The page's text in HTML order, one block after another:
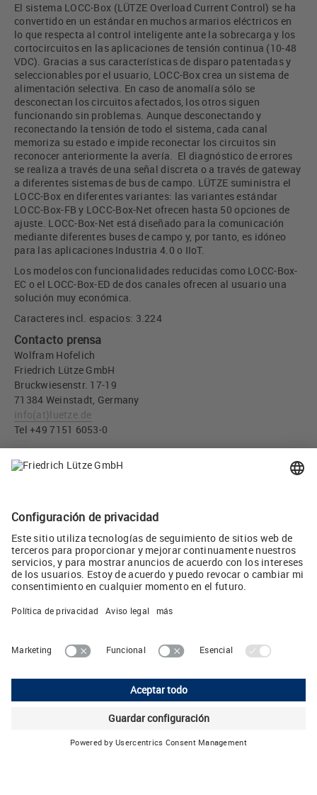
El sistema LOCC-Box (LÜTZE Overload Current Control) se ha
convertido en un estándar en muchos armarios eléctricos en
lo que respecta al control inteligente ante la sobrecarga y los
cortocircuitos en las aplicaciones de tensión continua (10-48
VDC). Gracias a sus características de disparo patentadas y
seleccionables por el usuario, LOCC-Box crea un sistema de
alimentación selectiva. En caso de anomalía sólo se
desconectan los circuitos afectados, los otros siguen
funcionando sin problemas. Aunque desconectando y
reconectando la tensión de todo el sistema, cada canal
memoriza su estado e impide reconectar los circuitos sin
reconocer anteriormente la avería. El diagnóstico de errores
se realiza a través de una señal discreta o a través de gateway
a diferentes sistemas de bus de campo. LÜTZE suministra el
LOCC-Box en diferentes variantes: las variantes estándar
LOCC-Box-FB y LOCC-Box-Net ofrecen hasta 50 opciones de
ajuste. LOCC-Box-Net está diseñado para la comunicación
mediante diferentes buses de campo y, por tanto, es idóneo
para las aplicaciones Industria 4.0 o IIoT.
Los modelos con funcionalidades reducidas como LOCC-Box-
EC o el LOCC-Box-ED de dos canales ofrecen al usuario una
solución muy económica.
Caracteres incl. espacios: 3.224
Contacto prensa
Wolfram Hofelich
Friedrich Lütze GmbH
Bruckwiesenstr. 17-19
71384 Weinstadt, Germany
info(at)luetze.de
Tel +49 7151 6053-0
Descargar imágen
Los nuevos módulos LOCC-Box de LÜTZE - Control electrónico
Twitear
LUTZE, S.L.
Camps i Fabrés 11, 1° 2° • E-08006 Barcelona
Teléphone: +34 93 285 7480 • E-Mail:info(at)lutze.es